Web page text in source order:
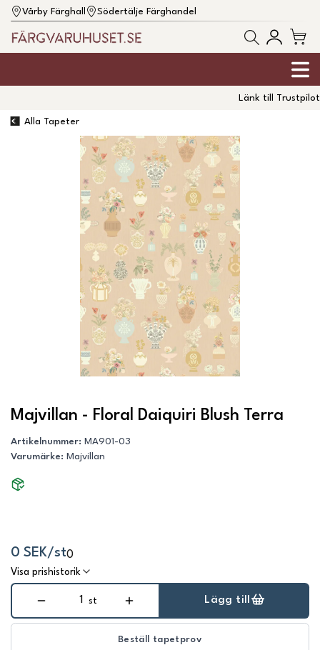
Vårby Färghall Södertälje Färghandel
Länk till Trustpilot
Alla Tapeter
Majvillan - Floral Daiquiri Blush Terra
Artikelnummer: MA901-03
Varumärke: Majvillan
0 SEK/st0
Visa prishistorik
st Lägg till
Beställ tapetprov